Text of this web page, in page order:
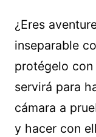
¿Eres
inseparable
protégelo
servirá para
cámara a
y hacer con